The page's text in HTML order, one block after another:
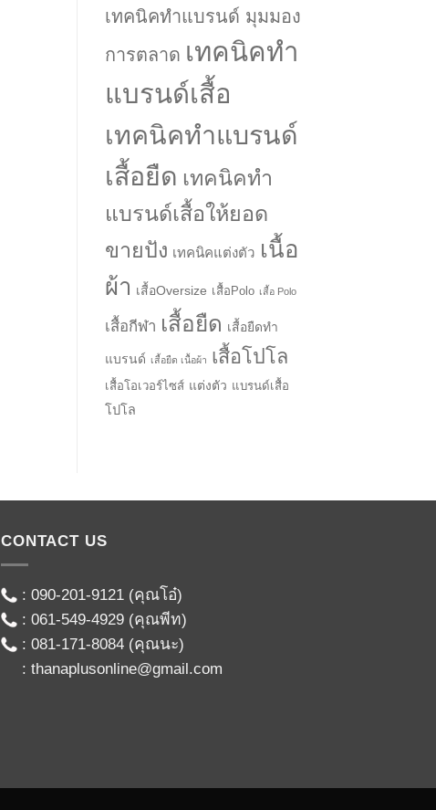
เทคนิคทำแบรนด์ มุมมอง
การตลาด เทคนิคทำ
แบรนด์เสื้อ
เทคนิคทำแบรนด์
เสื้อยืด เทคนิคทำ
แบรนด์เสื้อให้ยอด
ขายปัง เทคนิคแต่งตัว เนื้อ
ผ้า เสื้อOversize เสื้อPolo เสื้อ Polo
เสื้อกีฬา เสื้อยืด เสื้อยืดทำ
แบรนด์ เสื้อยืด เนื้อผ้า เสื้อโปโล
เสื้อโอเวอร์ไซส์ แต่งตัว แบรนด์เสื้อ
โปโล
CONTACT US
: 090-201-9121(คุณโอ๋)
: 061-549-4929(คุณพีท)
: 081-171-8084(คุณนะ)
: thanaplusonline@gmail.com